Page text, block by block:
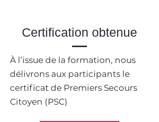
Certification obtenue
À l’issue de la formation, nous
délivrons aux participants le
certificat de Premiers Secours
Citoyen (PSC)